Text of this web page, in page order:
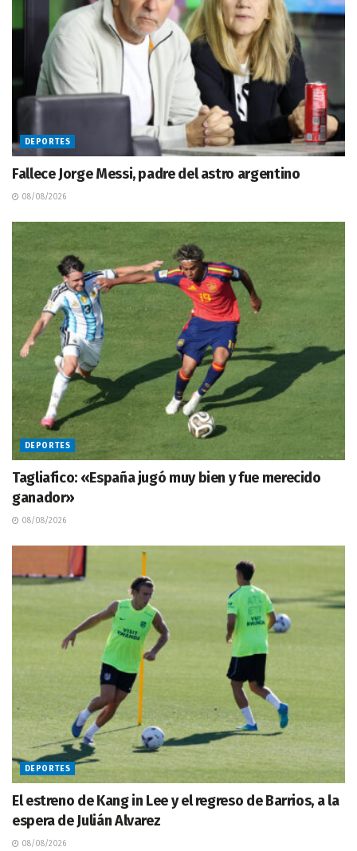
DEPORTES
Fallece Jorge Messi, padre del astro argentino
08/08/2026
DEPORTES
Tagliafico: «España jugó muy bien y fue merecido
ganador»
08/08/2026
DEPORTES
El estreno de Kang in Lee y el regreso de Barrios, a la
espera de Julián Alvarez
08/08/2026